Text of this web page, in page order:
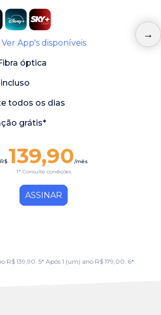
Ver App's disponíveis
óptica
todos os dias
grátis*
R$ 139,90/mês
1* Consulte condições
ASSINAR
R$ 139,90. 5* Após 1 (um) ano R$ 179,00. 6*